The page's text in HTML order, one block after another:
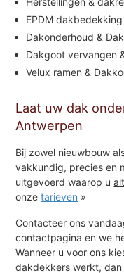
EPDM
Dakonderhoud &
Dakgoot vervangen
Velux ramen &
Laat uw dak
Antwerpen
Bij zowel nieuwbouw
vakkundig, precies en
uitgevoerd waarop u
onzetarieven »
Contacteer ons
contactpagina en we
Wanneer u voor ons
dakdekkers werkt,